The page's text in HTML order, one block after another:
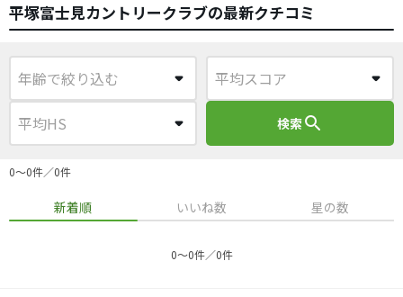
平塚富士見カントリークラブの最新クチコミ
検索search
0〜0件／0件
新着順 いいね数 星の数
0〜0件／0件